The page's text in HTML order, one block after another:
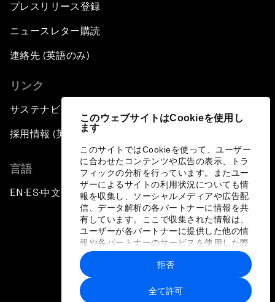
このウェブサイトはCookieを使用し
ます
このサイトではCookieを使って、ユーザー
に合わせたコンテンツや広告の表示、トラ
フィックの分析を行っています。またユー
ザーによるサイトの利用状況についても情
報を収集し、ソーシャルメディアや広告配
信、データ解析の各パートナーに情報を共
有しています。ここで収集された情報は、
ユーザーが各パートナーに提供した他の情
報や各パートナーのサービスを使用した際
に収集された情報と組み合わされ、各パー
トナーによって使用されることがありま
す。
全て許可
拒否
プレスリリース登録
ニュースレター購読
連絡先 (英語のみ)
リンク
サステナビリティへの取り組み
採用情報 (英語のみ)
言語
EN ▪ ES▪中文▪ 日本語
プライバシーポリシーと利用規約
サイトマップ